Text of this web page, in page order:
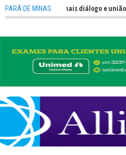
PARÁ DE MINAS
precisa de mais diálogo e união